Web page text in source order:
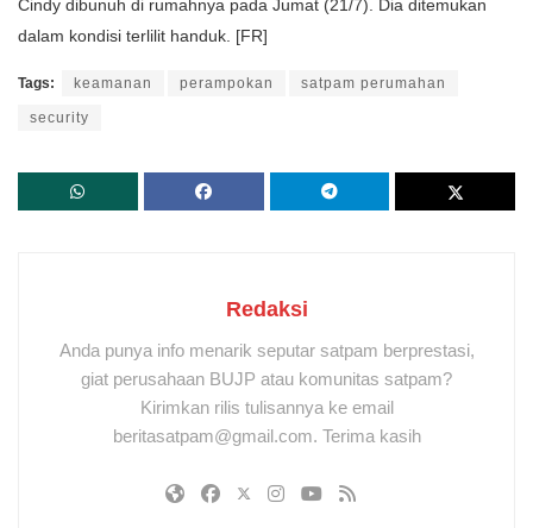
Cindy dibunuh di rumahnya pada Jumat (21/7). Dia ditemukan
dalam kondisi terlilit handuk. [FR]
Tags: keamanan perampokan satpam perumahan
security
Redaksi
Anda punya info menarik seputar satpam berprestasi,
giat perusahaan BUJP atau komunitas satpam?
Kirimkan rilis tulisannya ke email
beritasatpam@gmail.com. Terima kasih